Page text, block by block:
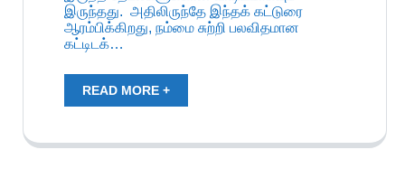
இருந்தது. அதிலிருந்தே இந்தக் கட்டுரை
ஆரம்பிக்கிறது, நம்மை சுற்றி பலவிதமான
கட்டிடக்…
READ MORE +